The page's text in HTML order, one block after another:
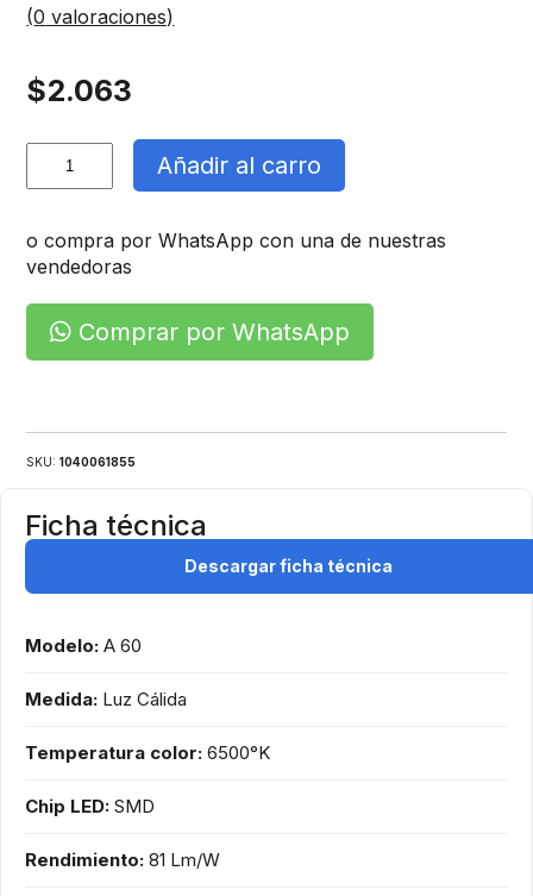
(0 valoraciones)
$2.063
Ampolleta
15W
Luz
cantidad
Añadir al carro
o compra por WhatsApp con una de nuestras
vendedoras
Comprar por WhatsApp
SKU:1040061855
Ficha técnica
Descargar ficha técnica
Modelo: A 60
Medida: Luz Cálida
Temperatura color: 6500°K
Chip LED: SMD
Rendimiento: 81 Lm/W